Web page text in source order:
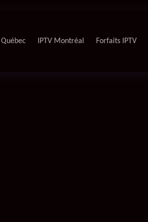
Québec IPTV Montréal Forfaits IPTV